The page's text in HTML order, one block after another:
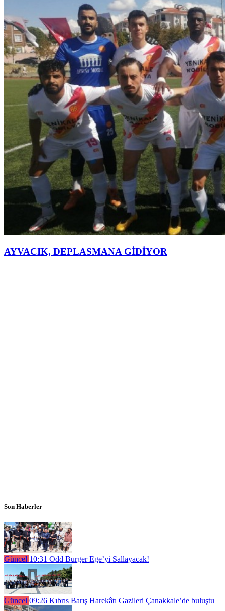
AYVACIK, DEPLASMANA GİDİYOR
Son Haberler
Güncel 10:31 Odd Burger Ege’yi Sallayacak!
Güncel 09:26 Kıbrıs Barış Harekâtı Gazileri Çanakkale’de buluştu